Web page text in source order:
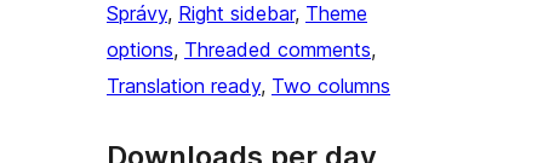
Správy, Right sidebar, Theme
options, Threaded comments
Translation ready, Two columns